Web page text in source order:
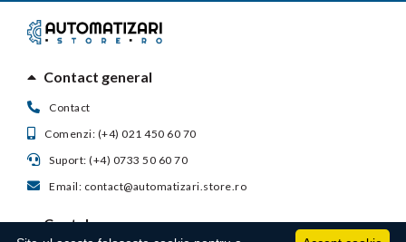
Contact general
Contact
Comenzi: (+4) 021 450 60 70
Suport: (+4) 0733 50 60 70
Email: contact@automatizari.store.ro
Contul meu